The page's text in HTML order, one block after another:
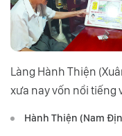
Làng Hành Thiện
xưa nay vốn nổi tiếng
Hành Thiện (Nam